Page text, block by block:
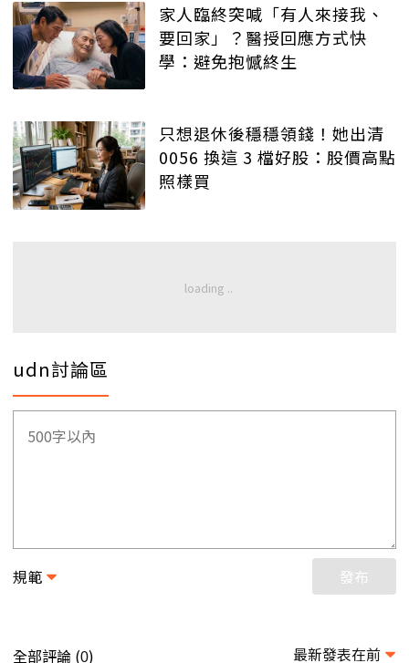
家人臨終突喊「有人來接我、
要回家」？醫授回應方式快
學：避免抱憾終生
只想退休後穩穩領錢！她出清
0056 換這 3 檔好股：股價高點
照樣買
udn討論區
規範 發布
全部評論 (0) 最新發表在前